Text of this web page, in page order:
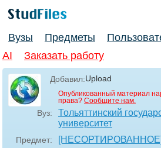
Вузы Предметы
AI
Заказать работу
Добавил:Upload
Опубликованный материал
права? Сообщите нам.
Вуз:
Тольяттинский
университет
Предмет: [НЕСОРТИРОВАННОЕ]